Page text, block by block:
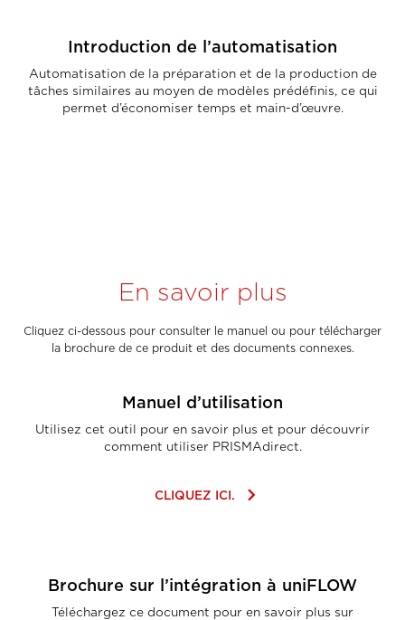
Introduction de l’automatisation
Automatisation de la préparation et de la production de
tâches similaires au moyen de modèles prédéfinis, ce qui
permet d’économiser temps et main-d’œuvre.
En savoir plus
Cliquez ci-dessous pour consulter le manuel ou pour télécharger
la brochure de ce produit et des documents connexes.
Manuel d’utilisation
Utilisez cet outil pour en savoir plus et pour découvrir
comment utiliser PRISMAdirect.
CLIQUEZ ICI. keyboard_arrow_right
Brochure sur l’intégration à uniFLOW
Téléchargez ce document pour en savoir plus sur